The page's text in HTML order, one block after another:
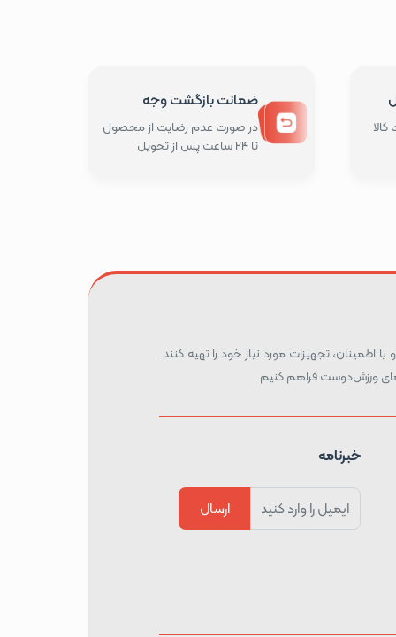
ضمانت بازگشت وجه
در صورت عدم رضایت از محصول
تا 24 ساعت پس از تحویل
اطمینان، تجهیزات مورد نیاز خود را تهیه کنند.
ورزش‌دوست فراهم کنیم.
خبرنامه
ارسال